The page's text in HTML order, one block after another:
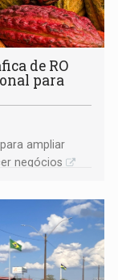
de RO
para
ampliar
negócios